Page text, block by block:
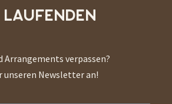
Arrangements verpassen?
unseren Newsletter an!